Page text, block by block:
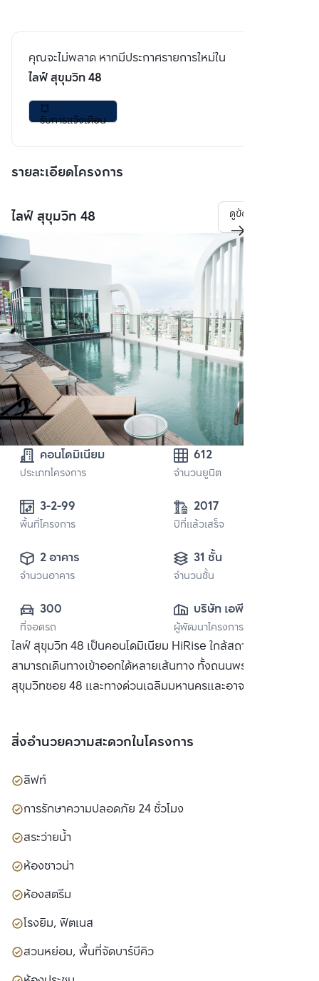
คุณจะไม่พลาด หากมีประกาศรายการใหม่ใน
ไลฟ์ สุขุมวิท 48
รับการแจ้งเตือน
รายละเอียดโครงการ
ไลฟ์ สุขุมวิท 48 ดูข้อมูลโครงการ
คอนโดมิเนียม
ประเภทโครงการ
612
จำนวนยูนิต
พื้นที่โครงการ
2017
ปีที่แล้วเสร็จ
2 อาคาร
จำนวนอาคาร
31 ชั้น
จำนวนชั้น
300
ที่จอดรถ
บริษัท เอพี (ไทย
แลนด์)
จำกัด(มหาชน)
ผู้พัฒนาโครงการ
ไลฟ์ สุขุมวิท 48 เป็นคอนโดมิเนียม HiRise ใกล้สถานีพระโขนง
สามารถเดินทางเข้าออกได้หลายเส้นทาง ทั้งถนนพระราม 4, ถนน
สุขุมวิทซอย 48 และทางด่วนเฉลิมมหานครและอาจณรงค์
สิ่งอำนวยความสะดวกในโครงการ
ลิฟท์
การรักษาความปลอดภัย 24 ชั่วโมง
สระว่ายน้ำ
ห้องซาวน่า
ห้องสตรีม
โรงยิม, ฟิตเนส
สวนหย่อม, พื้นที่จัดบาร์บีคิว